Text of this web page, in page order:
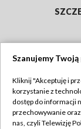
Abonament
Szanujemy
Kliknij "Akceptuję i
korzystanie z
dostęp do informacji
przechowywanie
nas, czyli Telewizję